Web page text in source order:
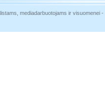
mediadarbuotojams ir visuomenei